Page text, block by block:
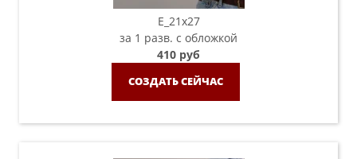
E_21х27
за 1 разв. с обложкой
410 руб
СОЗДАТЬ СЕЙЧАС